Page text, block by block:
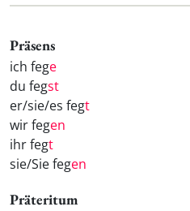
Präsens
ich fege
du fegst
er/sie/es fegt
wir fegen
ihr fegt
sie/Sie fegen
Präteritum